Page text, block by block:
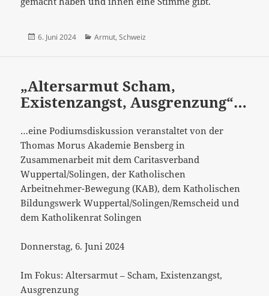
Veröffentlicht
6. Juni 2024 Kategorien
Armut, Schweiz
„Altersarmut Scham,
Existenzangst, Ausgrenzung“…
…eine Podiumsdiskussion veranstaltet von der
Thomas Morus Akademie Bensberg in
Zusammenarbeit mit dem Caritasverband
Wuppertal/Solingen, der Katholischen
Arbeitnehmer-Bewegung (KAB), dem Katholischen
Bildungswerk Wuppertal/Solingen/Remscheid und
dem Katholikenrat Solingen
Donnerstag, 6. Juni 2024
Im Fokus: Altersarmut – Scham, Existenzangst,
Ausgrenzung